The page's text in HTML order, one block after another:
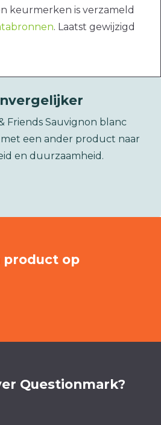
keurmerken is verzameld
. Laatst gewijzigd
Friends Sauvignon blanc
een ander product naar
en duurzaamheid.
product op
Questionmark?